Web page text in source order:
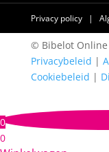
Privacy policy |
© Bibelot
Privacybeleid |
Cookiebeleid |
0
0